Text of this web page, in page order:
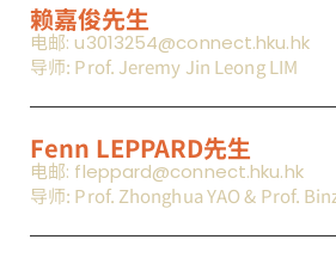
赖嘉俊先生
电邮: u3013254@connect.hku.hk
导师: Prof. Jeremy Jin Leong LIM
Fenn LEPPARD先生
电邮: fleppard@connect.hku.hk
导师: Prof. Zhonghua YAO & Prof.